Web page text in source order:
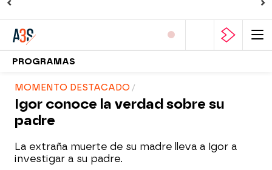
PROGRAMAS
MOMENTO DESTACADO
Igor conoce la verdad sobre su
padre
La extraña muerte de su madre lleva a Igor a
investigar a su padre.